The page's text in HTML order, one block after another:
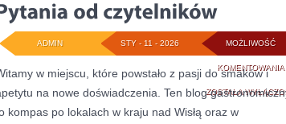
MOŻLIWOŚĆ
KOMENTOWANIA
ZOSTAŁA
STY - 11 - 2026
ADMIN
w miejscu, które powstało z pasji do smaków i
na nowe doświadczenia. Ten blog
kompas po lokalach w kraju nad Wisłą oraz w